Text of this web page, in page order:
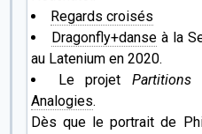
Regards croisés
Dragonfly+danseà la
au Latenium en 2020.
Le projet Partitions
Analogies.
Dès que le portrait de